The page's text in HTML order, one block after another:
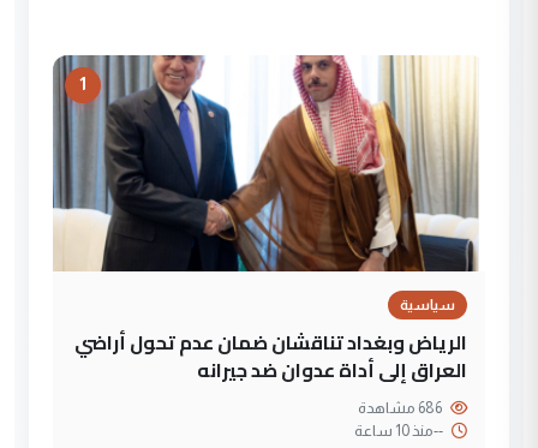
1
سياسية
الرياض وبغداد تناقشان ضمان عدم تحول أراضي
العراق إلى أداة عدوان ضد جيرانه
--منذ 10 ساعة